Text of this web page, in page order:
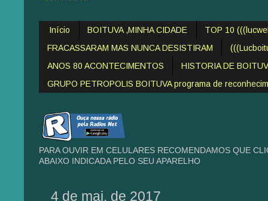
Início BOITUVA ,MINHA CIDADE
TOP 10
FRACASSARAM MAS NUNCA DESISTIRAM
ANOS 80 ACONTECIMENTOS
HISTORIA DE
GRUPO PETROPOLIS BOITUVA programa de
PARA OUVIR EM CELULARES RECOMENDAMOS QUE
ABAIXO INDICADA PELO SEU APARELHO
4 de mai. de 2017